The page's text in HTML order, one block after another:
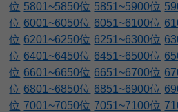
位 5801~5850位 5851~5900位
位 6001~6050位 6051~6100位
位 6201~6250位 6251~6300位
位 6401~6450位 6451~6500位
位 6601~6650位 6651~6700位
位 6801~6850位 6851~6900位
位 7001~7050位 7051~7100位